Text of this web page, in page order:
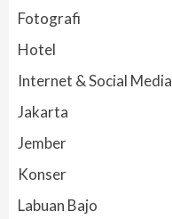
Fotografi
Hotel
Internet & Social Media
Jakarta
Jember
Konser
Labuan Bajo